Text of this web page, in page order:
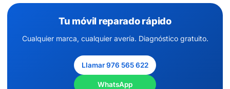
Tu móvil reparado rápido
Cualquier marca, cualquier avería. Diagnóstico gratuito.
Llamar 976 565 622
WhatsApp